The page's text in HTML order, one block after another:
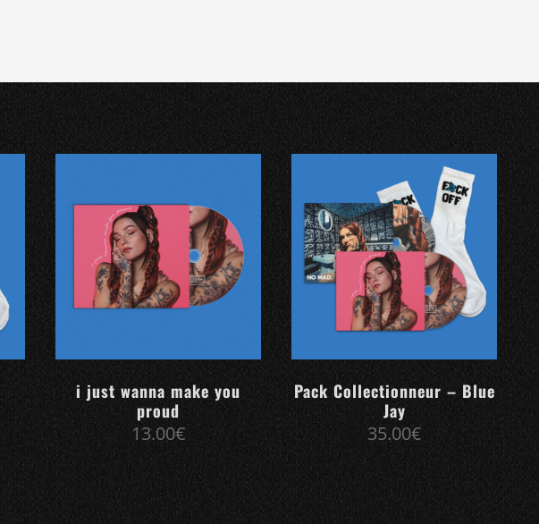
i just wanna make you
proud
13.00€
Pack Collectionneur – Blue
Jay
35.00€